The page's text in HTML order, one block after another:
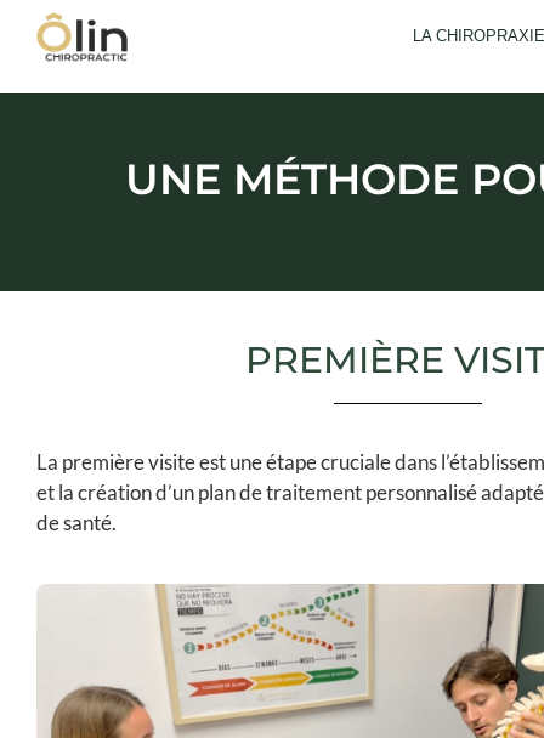
LA CHIROPRAXIE
UNE MÉTHODE
PREMIÈRE
La première visite est une étape cruciale dans
et la création d’un plan de traitement personnalisé
de santé.